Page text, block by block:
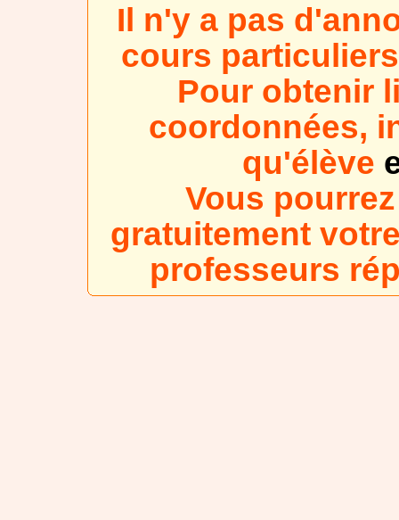
Il n'y a pas
cours
Pour obtenir
coordonnées,
qu'élève
Vous
gratuitement
professeurs